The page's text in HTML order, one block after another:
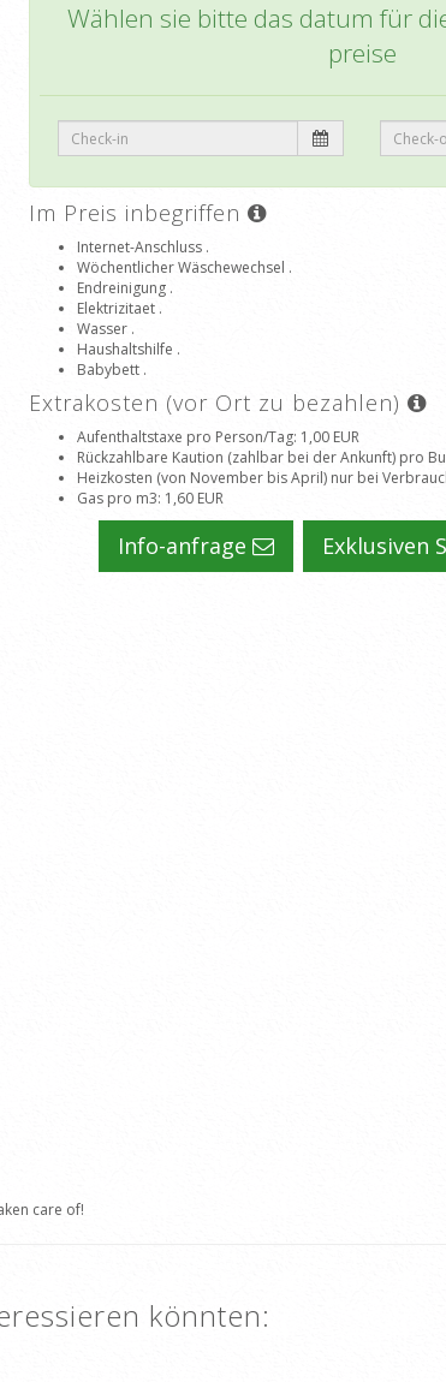
Wählen sie bitte das datum für
preise
Im Preis inbegriffen
Internet-Anschluss .
Wöchentlicher Wäschewechsel .
Endreinigung .
Elektrizitaet .
Wasser .
Haushaltshilfe .
Babybett .
Extrakosten (vor Ort zu bezahlen)
Aufenthaltstaxe pro Person/Tag: 1,00 EUR
Rückzahlbare Kaution (zahlbar bei der Ankunft) pro
Heizkosten (von November bis April) nur bei
Gas pro m3: 1,60 EUR
Info-anfrage Exklusiven
care of!
könnten: